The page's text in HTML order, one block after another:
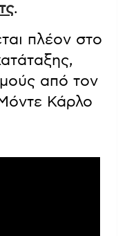
.
πλέον στο
από τον
Κάρλο